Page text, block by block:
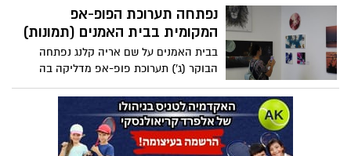
נפתחה תערוכת הפופ-אפ
המקומית בבית האמנים (תמונות)
בבית האמנים על שם אריה קלנג נפתחה
הבוקר (ג') תערוכת פופ-אפ מדליקה בה
מציגים ומציעים למכירה עשרות אמנים תושבי
העיר את יצירותיהם. התערוכה הייחודית
תימשך עד יום שישי בצהריים בלבד – צפו
בתמונות מהמקום